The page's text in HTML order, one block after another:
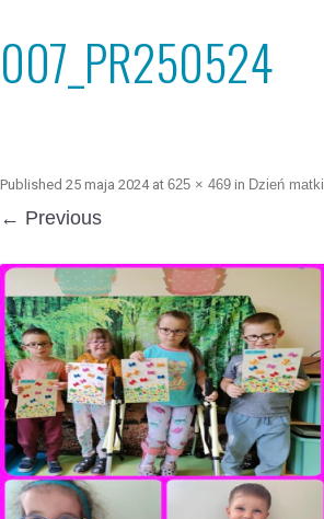
007_PR250524
Published 25 maja 2024at 625 × 469 in Dzień matki
← Previous